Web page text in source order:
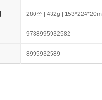
280쪽 | 432g |
9788995932582
8995932589